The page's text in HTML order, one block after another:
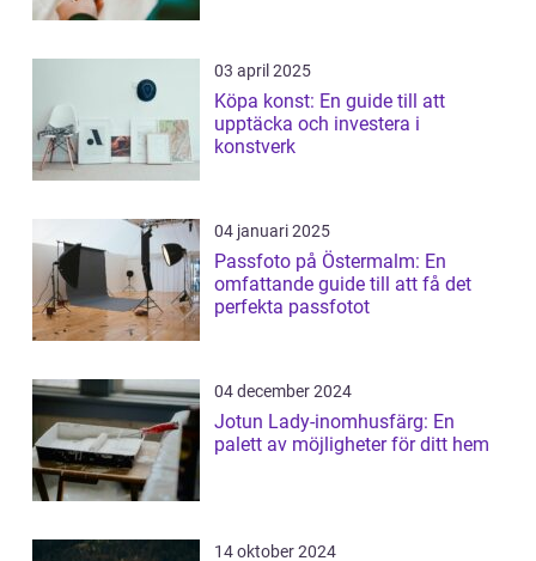
03 april 2025
Köpa konst: En guide till att
upptäcka och investera i
konstverk
04 januari 2025
Passfoto på Östermalm: En
omfattande guide till att få det
perfekta passfotot
04 december 2024
Jotun Lady-inomhusfärg: En
palett av möjligheter för ditt hem
14 oktober 2024